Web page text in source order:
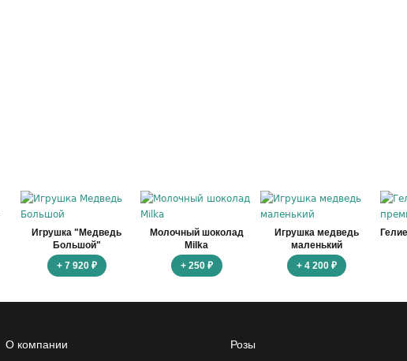
Игрушка "Медведь
Большой"
+ 7 920 ₽
Молочный шоколад
Milka
+ 250 ₽
Игрушка медведь
маленький
+ 4 200 ₽
О компании
Розы